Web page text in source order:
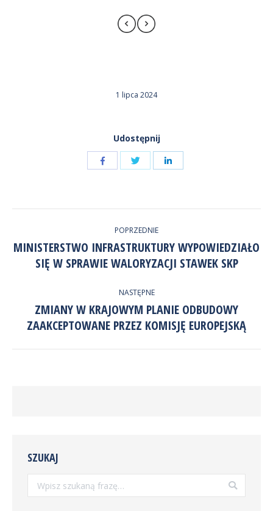
1 lipca 2024
Udostępnij
Udostępnij
przez
Twitter
Udostępnij
WPISÓW
POPRZEDNIE
Poprzedni
wpis:
MINISTERSTWO INFRASTRUKTURY WYPOWIEDZIAŁO
SIĘ W SPRAWIE WALORYZACJI STAWEK SKP
NASTĘPNE
Następny
wpis:
ZMIANY W KRAJOWYM PLANIE ODBUDOWY
ZAAKCEPTOWANE PRZEZ KOMISJĘ EUROPEJSKĄ
SZUKAJ